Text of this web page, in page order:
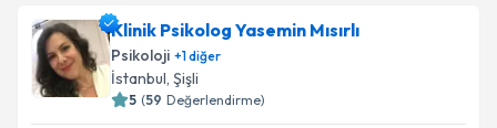
Klinik Psikolog Yasemin Mısırlı
Psikoloji +1diğer
İstanbul, Şişli
5 (59 Değerlendirme)